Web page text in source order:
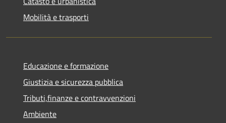
Mobilità e trasporti
Educazione e formazione
Giustizia e sicurezza pubblica
Tributi,finanze e contravvenzioni
Ambiente